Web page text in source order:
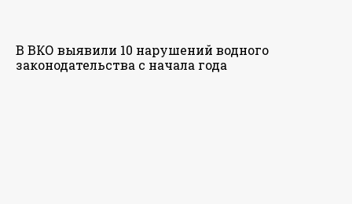
В ВКО выявили 10 нарушений водного
законодательства с начала года